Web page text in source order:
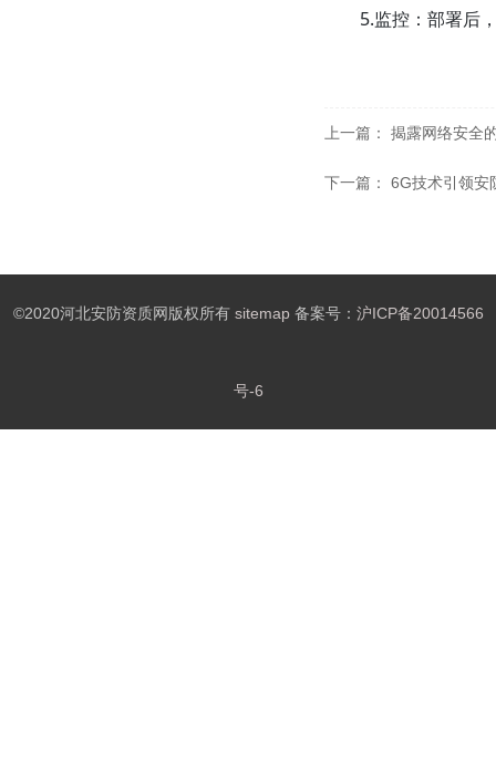
5.监控：部署后
上一篇： 揭露网络安全
下一篇： 6G技术引领安
©2020河北安防资质网版权所有 sitemap备案号： 沪ICP备20014566
号-6